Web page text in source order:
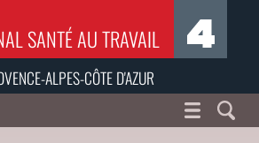
SANTÉ AU TRAVAIL
ALPES-CÔTE D'AZUR